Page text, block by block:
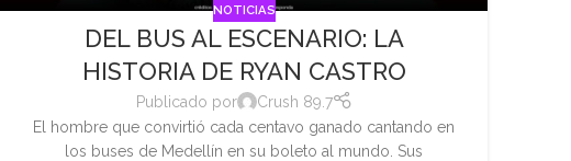
NOTICIAS
DEL BUS AL ESCENARIO: LA
HISTORIA DE RYAN CASTRO
Publicado por
Crush 89.7
El hombre que convirtió cada centavo ganado cantando en
los buses de Medellín en su boleto al mundo. Sus